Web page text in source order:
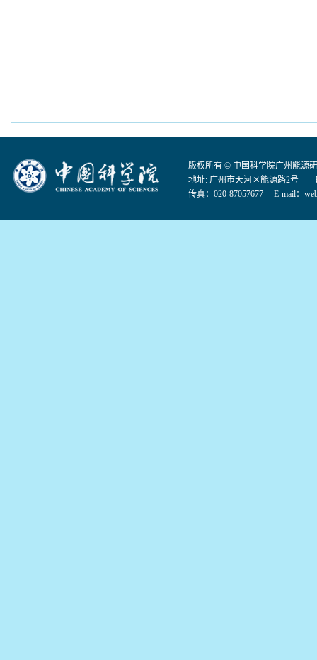
版权所有 © 中国科学院广州能源
地址: 广州市天河区能源路2号
传真：020-87057677 E-mail：